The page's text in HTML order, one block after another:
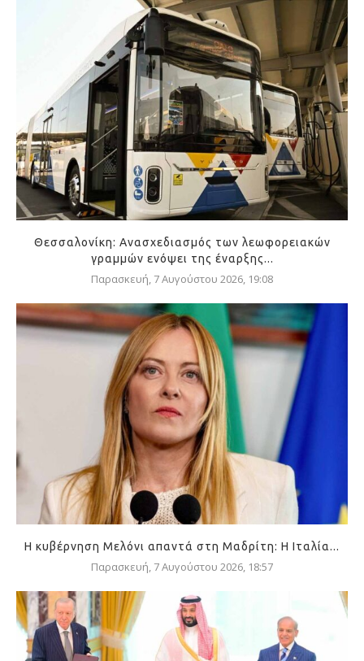
Θεσσαλονίκη: Ανασχεδιασμός των λεωφορειακών
γραμμών ενόψει της έναρξης...
Παρασκευή, 7 Αυγούστου 2026, 19:08
Η κυβέρνηση Μελόνι απαντά στη Μαδρίτη: Η Ιταλία...
Παρασκευή, 7 Αυγούστου 2026, 18:57